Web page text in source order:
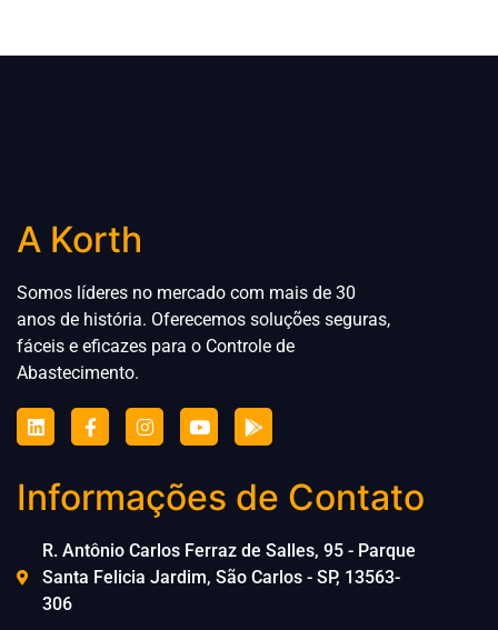
A Korth
Somos líderes no mercado com mais de 30
anos de história. Oferecemos soluções seguras,
fáceis e eficazes para o Controle de
Abastecimento.
Informações de Contato
R. Antônio Carlos Ferraz de Salles, 95 - Parque
Santa Felicia Jardim, São Carlos - SP, 13563-
306